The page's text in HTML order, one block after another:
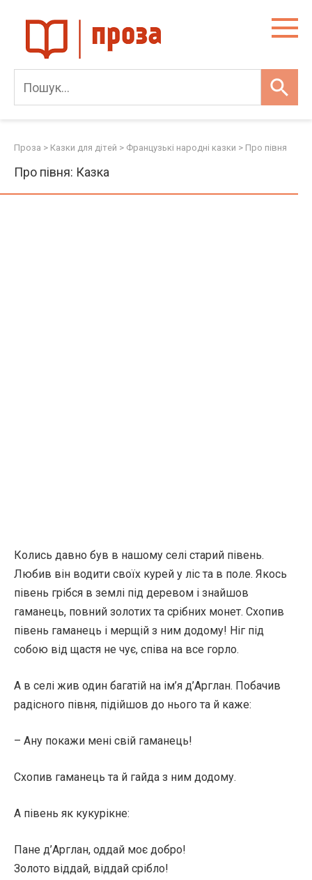
content
Проза > Казки для дітей > Французькі народні казки > Про півня
Про півня: Казка
Колись давно був в нашому селі старий півень.
Любив він водити своїх курей у ліс та в поле. Якось
півень грібся в землі під деревом і знайшов
гаманець, повний золотих та срібних монет. Схопив
півень гаманець і мерщій з ним додому! Ніг під
собою від щастя не чує, співа на все горло.
А в селі жив один багатій на ім’я д’Арглан. Побачив
радісного півня, підійшов до нього та й каже:
– Ану покажи мені свій гаманець!
Схопив гаманець та й гайда з ним додому.
А півень як кукурікне:
Пане д’Арглан, оддай моє добро!
Золото віддай, віддай срібло!